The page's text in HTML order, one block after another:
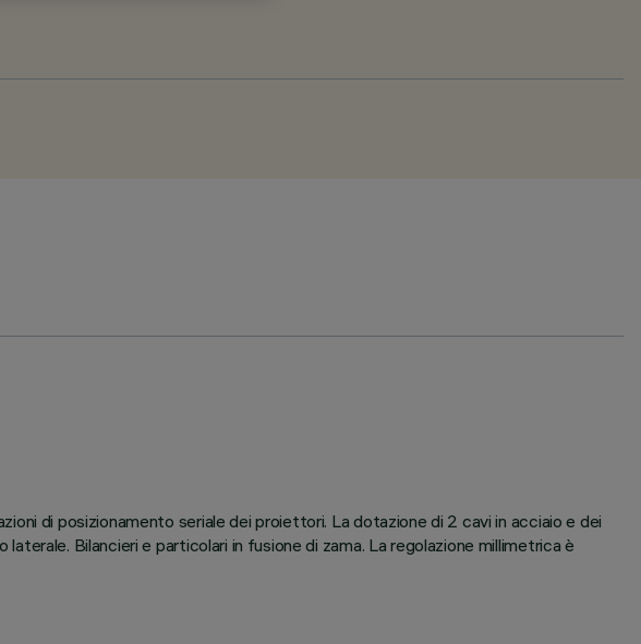
di posizionamento seriale dei proiettori. La dotazione di 2 cavi in acciaio e dei
Bilancieri e particolari in fusione di zama. La regolazione millimetrica è